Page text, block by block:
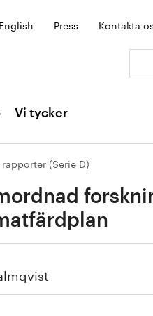
Press Kontakta
Vi tycker
(Serie D)